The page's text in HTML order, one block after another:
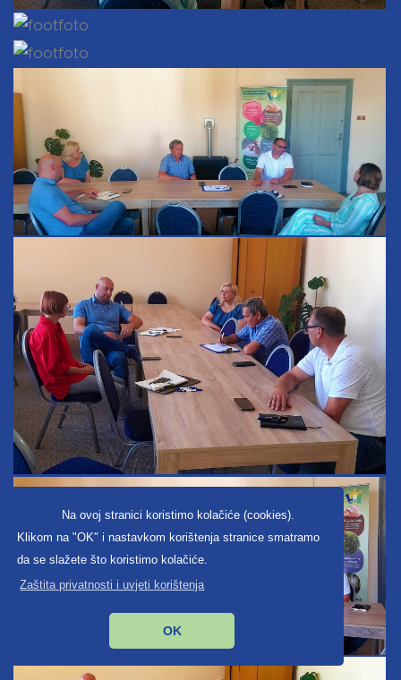
Na ovoj stranici koristimo kolačiće (cookies).
Klikom na "OK" i nastavkom korištenja stranice smatramo
da se slažete što koristimo kolačiće.
Zaštita privatnosti i uvjeti korištenja
OK